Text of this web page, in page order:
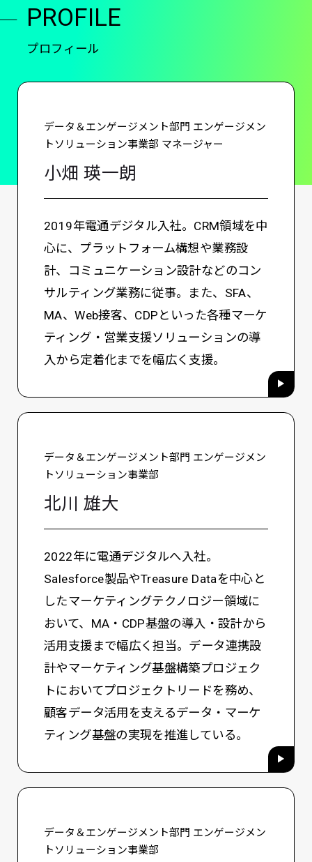
PROFILE
プロフィール
小畑 瑛一朗
データ＆エンゲージメント部門 エンゲージメン
トソリューション事業部 マネージャー
2019年電通デジタル入社。CRM領域を中
心に、プラットフォーム構想や業務設
計、コミュニケーション設計などのコン
サルティング業務に従事。また、SFA、
MA、Web接客、CDPといった各種マーケ
ティング・営業支援ソリューションの導
入から定着化までを幅広く支援。
北川 雄大
データ＆エンゲージメント部門 エンゲージメン
トソリューション事業部
2022年に電通デジタルへ入社。
Salesforce製品やTreasure Dataを中心と
したマーケティングテクノロジー領域に
おいて、MA・CDP基盤の導入・設計から
活用支援まで幅広く担当。データ連携設
計やマーケティング基盤構築プロジェク
トにおいてプロジェクトリードを務め、
顧客データ活用を支えるデータ・マーケ
ティング基盤の実現を推進している。
データ＆エンゲージメント部門 エンゲージメン
トソリューション事業部